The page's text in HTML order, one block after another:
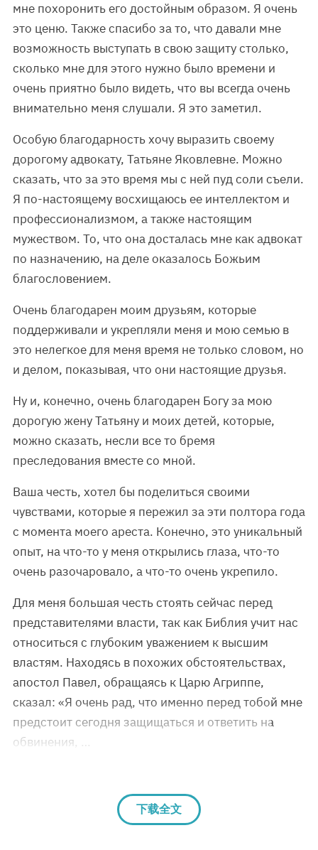
мне похоронить его достойным образом. Я очень
это ценю. Также спасибо за то, что давали мне
возможность выступать в свою защиту столько,
сколько мне для этого нужно было времени и
очень приятно было видеть, что вы всегда очень
внимательно меня слушали. Я это заметил.
Особую благодарность хочу выразить своему
дорогому адвокату, Татьяне Яковлевне. Можно
сказать, что за это время мы с ней пуд соли съели.
Я по-настоящему восхищаюсь ее интеллектом и
профессионализмом, а также настоящим
мужеством. То, что она досталась мне как адвокат
по назначению, на деле оказалось Божьим
благословением.
Очень благодарен моим друзьям, которые
поддерживали и укрепляли меня и мою семью в
это нелегкое для меня время не только словом, но
и делом, показывая, что они настоящие друзья.
Ну и, конечно, очень благодарен Богу за мою
дорогую жену Татьяну и моих детей, которые,
можно сказать, несли все то бремя
преследования вместе со мной.
Ваша честь, хотел бы поделиться своими
чувствами, которые я пережил за эти полтора года
с момента моего ареста. Конечно, это уникальный
опыт, на что-то у меня открылись глаза, что-то
очень разочаровало, а что-то очень укрепило.
Для меня большая честь стоять сейчас перед
представителями власти, так как Библия учит нас
относиться с глубоким уважением к высшим
властям. Находясь в похожих обстоятельствах,
апостол Павел, обращаясь к Царю Агриппе,
сказал: «Я очень рад, что именно перед тобой мне
предстоит сегодня защищаться и ответить на
обвинения, …
下载全文